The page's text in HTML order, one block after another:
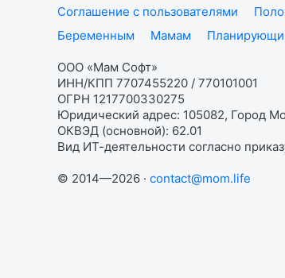
Соглашение с пользователями
Беременным
Мамам
ООО «Мам Софт»
ИНН/КПП 7707455220 / 770101001
ОГРН 1217700330275
Юридический адрес: 105082, Город
ОКВЭД (основной): 62.01
Вид ИТ-деятельности согласно
© 2014—2026 · contact@mom.life